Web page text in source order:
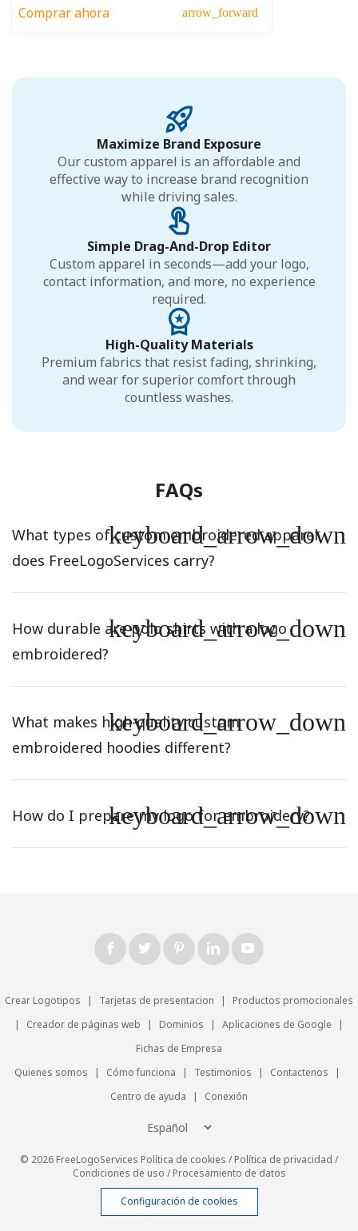
Comprar ahora arrow_forward
Maximize Brand Exposure
Our custom apparel is an affordable and
effective way to increase brand recognition
while driving sales.
Simple Drag-And-Drop Editor
Custom apparel in seconds—add your logo,
contact information, and more, no experience
required.
High-Quality Materials
Premium fabrics that resist fading, shrinking,
and wear for superior comfort through
countless washes.
FAQs
What types of custom embroidered apparel
does FreeLogoServices carry?
keyboard_arrow_down
How durable are polo shirts with a logo
embroidered?
keyboard_arrow_down
What makes high-quality custom
embroidered hoodies different?
keyboard_arrow_down
How do I prepare my logo for embroidery?
keyboard_arrow_down
Crear Logotipos | Tarjetas de presentacion |
Productos promocionales
|
Creador de páginas web | Dominios | Aplicaciones de Google
|
Fichas de Empresa
Quienes somos
| Cómo funciona | Testimonios | Contactenos
|
Centro de ayuda
| Conexión
© 2026 FreeLogoServices Política de cookies /Política de privacidad /
Condiciones de uso /Procesamiento de datos
Configuración de cookies